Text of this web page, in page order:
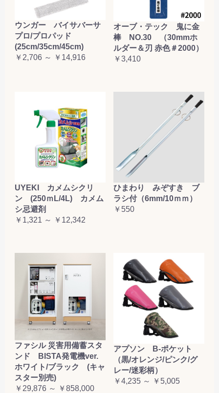
お買い物を続ける カートへ進む
ウンガー バイサバーサ
プロ/プロパッド
(25cm/35cm/45cm)
￥2,706 ～ ￥14,916
オーブ・テック 鬼に金
棒 NO.30 （30mmホ
ルダー＆刃 赤色＃2000）
￥3,410
UYEKI カメムシクリ
ン (250ｍL/4L) カメム
シ忌避剤
￥1,321 ～ ￥12,342
ひまわり みぞすき ブ
ラシ付（6mm/10ｍｍ）
￥550
ファシル 災害用備蓄スタ
ンド BISTA発電機ver.
ホワイト/ブラック (キャ
スター別売)
￥29,876 ～ ￥858,000
アプソン B-ポケット
（黒/オレンジ/ピンク/グ
レー/迷彩柄）
￥4,235 ～ ￥5,005